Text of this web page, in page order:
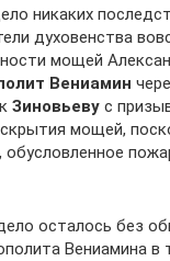
никаких
духовенства
мощей
Вениамин
Зиновьеву с
мощей,
обусловленное
осталось без
Вениамина